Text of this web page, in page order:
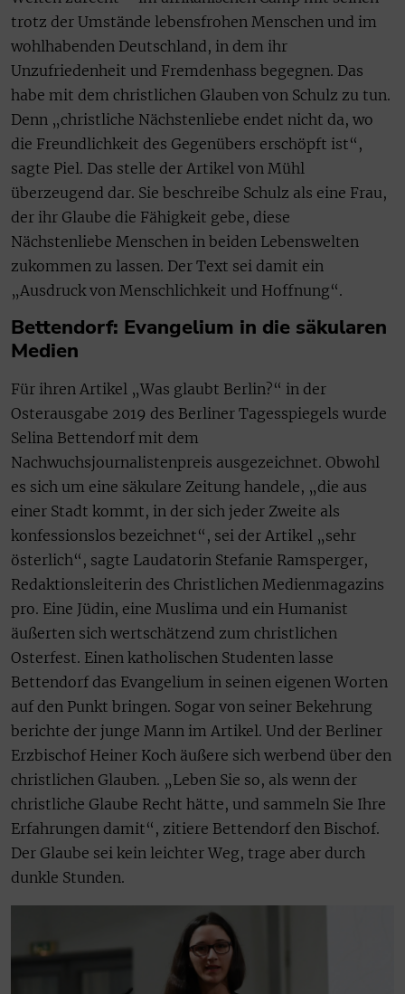
trotz der Umstände lebensfrohen Menschen und im
wohlhabenden Deutschland, in dem ihr
Unzufriedenheit und Fremdenhass begegnen. Das
habe mit dem christlichen Glauben von Schulz zu tun.
Denn „christliche Nächstenliebe endet nicht da, wo
die Freundlichkeit des Gegenübers erschöpft ist“,
sagte Piel. Das stelle der Artikel von Mühl
überzeugend dar. Sie beschreibe Schulz als eine Frau,
der ihr Glaube die Fähigkeit gebe, diese
Nächstenliebe Menschen in beiden Lebenswelten
zukommen zu lassen. Der Text sei damit ein
„Ausdruck von Menschlichkeit und Hoffnung“.
Bettendorf: Evangelium in die säkularen
Medien
Für ihren Artikel „Was glaubt Berlin?“ in der
Osterausgabe 2019 des Berliner Tagesspiegels wurde
Selina Bettendorf mit dem
Nachwuchsjournalistenpreis ausgezeichnet. Obwohl
es sich um eine säkulare Zeitung handele, „die aus
einer Stadt kommt, in der sich jeder Zweite als
konfessionslos bezeichnet“, sei der Artikel „sehr
österlich“, sagte Laudatorin Stefanie Ramsperger,
Redaktionsleiterin des Christlichen Medienmagazins
pro. Eine Jüdin, eine Muslima und ein Humanist
äußerten sich wertschätzend zum christlichen
Osterfest. Einen katholischen Studenten lasse
Bettendorf das Evangelium in seinen eigenen Worten
auf den Punkt bringen. Sogar von seiner Bekehrung
berichte der junge Mann im Artikel. Und der Berliner
Erzbischof Heiner Koch äußere sich werbend über den
christlichen Glauben. „Leben Sie so, als wenn der
christliche Glaube Recht hätte, und sammeln Sie Ihre
Erfahrungen damit“, zitiere Bettendorf den Bischof.
Der Glaube sei kein leichter Weg, trage aber durch
dunkle Stunden.